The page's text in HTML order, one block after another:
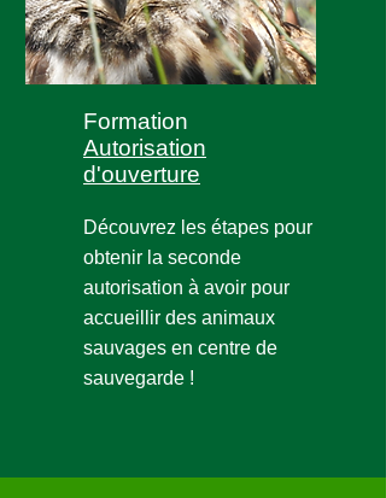
Formation
Autorisation
d'ouverture
Découvrez les étapes pour
obtenir la seconde
autorisation à avoir pour
accueillir des animaux
sauvages en centre de
sauvegarde !